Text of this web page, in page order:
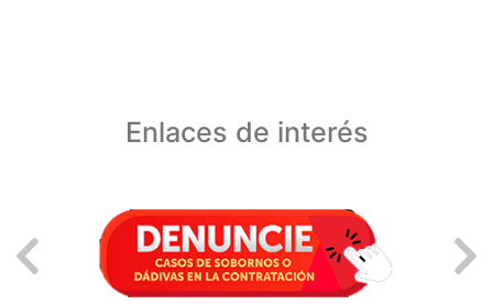
Enlaces de interés